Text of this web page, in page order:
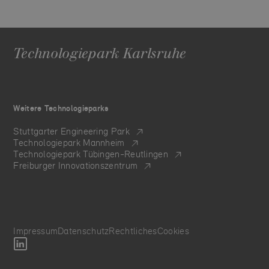
Technologiepark Karlsruhe
Weitere Technologieparks
Stuttgarter Engineering Park
Technologiepark Mannheim
Technologiepark Tübingen-Reutlingen
Freiburger Innovationszentrum
ImpressumDatenschutzRechtlichesCookies